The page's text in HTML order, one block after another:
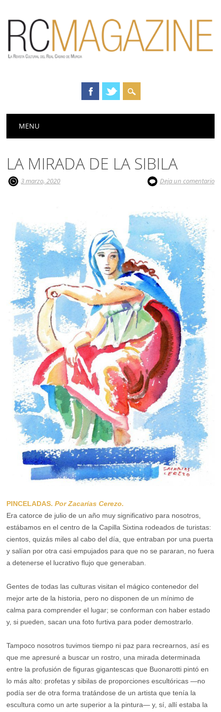
Menú principal
MENU
LA MIRADA DE LA SIBILA
3 marzo, 2020 Deja un comentario
PINCELADAS.Por Zacarías Cerezo.
Era catorce de julio de un año muy significativo para nosotros,
estábamos en el centro de la Capilla Sixtina rodeados de turistas:
cientos, quizás miles al cabo del día, que entraban por una puerta
y salían por otra casi empujados para que no se pararan, no fuera
a detenerse el lucrativo flujo que generaban.
Gentes de todas las culturas visitan el mágico contenedor del
mejor arte de la historia, pero no disponen de un mínimo de
calma para comprender el lugar; se conforman con haber estado
y, si pueden, sacan una foto furtiva para poder demostrarlo.
Tampoco nosotros tuvimos tiempo ni paz para recrearnos, así es
que me apresuré a buscar un rostro, una mirada determinada
entre la profusión de figuras gigantescas que Buonarotti pintó en
lo más alto: profetas y sibilas de proporciones escultóricas —no
podía ser de otra forma tratándose de un artista que tenía la
escultura como un arte superior a la pintura— y, sí, allí estaba la